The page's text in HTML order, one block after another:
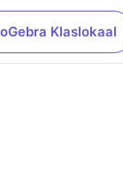
Klaslokaal